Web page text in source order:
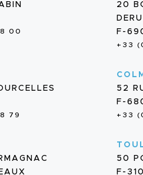
00
20
F-
+33
79
52
F-
+33
50
F-